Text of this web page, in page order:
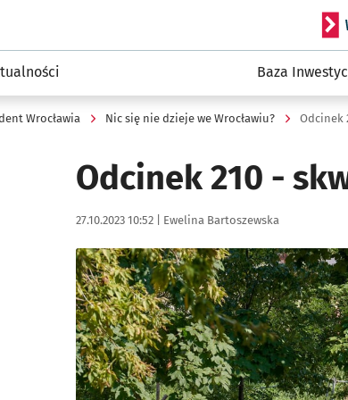
Baza
Wrocławia Nic się nie dzieje we Wrocławiu? Odcinek
Odcinek 210 -
Data publikacji:
27.10.2023 10:52 | Autor:
Ewelina Bartoszewska
Kliknij, aby powiększyć